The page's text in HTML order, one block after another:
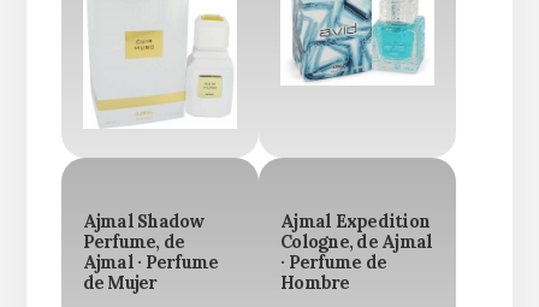
Ajmal Shadow
Perfume, de
Ajmal · Perfume
de Mujer
Ajmal Expedition
Cologne, de Ajmal
· Perfume de
Hombre